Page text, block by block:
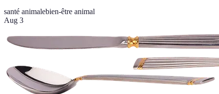
santé animalebien-être animal
Aug 3